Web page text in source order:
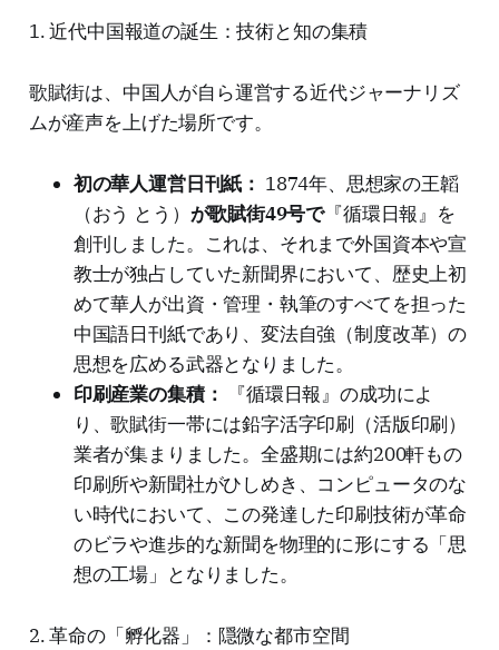
1. 近代中国報道の誕生：技術と知の集積
歌賦街は、中国人が自ら運営する近代ジャーナリズ
ムが産声を上げた場所です。
初の華人運営日刊紙： 1874年、思想家の王韜
（おう とう） が歌賦街49号で『循環日報』を
創刊しました。これは、それまで外国資本や宣
教士が独占していた新聞界において、歴史上初
めて華人が出資・管理・執筆のすべてを担った
中国語日刊紙であり、変法自強（制度改革）の
思想を広める武器となりました。
印刷産業の集積：
『循環日報』の成功によ
り、歌賦街一帯には鉛字活字印刷（活版印刷）
業者が集まりました。全盛期には約200軒もの
印刷所や新聞社がひしめき、コンピュータのな
い時代において、この発達した印刷技術が革命
のビラや進歩的な新聞を物理的に形にする「思
想の工場」となりました。
2. 革命の「孵化器」：隠微な都市空間